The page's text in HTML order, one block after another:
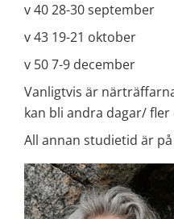
v 40 28-30 september
v 43 19-21 oktober
v 50 7-9 december
Vanligtvis är
kan bli andra dagar/
All annan studietid är